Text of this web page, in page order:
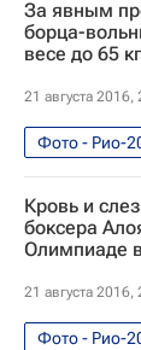
За явным
борца-
весе до 65
21 августа 2016,
Фото - Рио-
Спорт
Сборная
Борьба -
Летние
Россия на
Кровь и
боксера
Олимпиаде
21 августа 2016,
Фото - Рио-